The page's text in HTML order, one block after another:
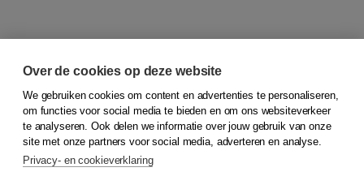
© 2026Koninklijke Boom uitgevers
Over de cookies op deze website
We gebruiken cookies om content en advertenties te personaliseren,
om functies voor social media te bieden en om ons websiteverkeer
te analyseren. Ook delen we informatie over jouw gebruik van onze
site met onze partners voor social media, adverteren en analyse.
Privacy- en cookieverklaring